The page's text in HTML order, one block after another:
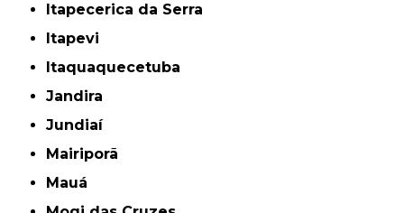
Itapecerica da Serra
Itapevi
Itaquaquecetuba
Jandira
Jundiaí
Mairiporã
Mauá